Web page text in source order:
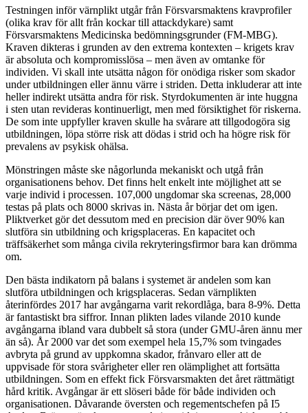
Testningen inför värnplikt utgår från Försvarsmaktens kravprofiler
(olika krav för allt från kockar till attackdykare) samt
Försvarsmaktens Medicinska bedömningsgrunder (FM-MBG).
Kraven dikteras i grunden av den extrema kontexten – krigets krav
är absoluta och kompromisslösa – men även av omtanke för
individen. Vi skall inte utsätta någon för onödiga risker som skador
under utbildningen eller ännu värre i striden. Detta inkluderar att inte
heller indirekt utsätta andra för risk. Styrdokumenten är inte huggna
i sten utan revideras kontinuerligt, men med försiktighet för riskerna.
De som inte uppfyller kraven skulle ha svårare att tillgodogöra sig
utbildningen, löpa större risk att dödas i strid och ha högre risk för
prevalens av psykisk ohälsa.
Mönstringen måste ske någorlunda mekaniskt och utgå från
organisationens behov. Det finns helt enkelt inte möjlighet att se
varje individ i processen. 107,000 ungdomar ska screenas, 28,000
testas på plats och 8000 skrivas in. Nästa år börjar det om igen.
Pliktverket gör det dessutom med en precision där över 90% kan
slutföra sin utbildning och krigsplaceras. En kapacitet och
träffsäkerhet som många civila rekryteringsfirmor bara kan drömma
om.
Den bästa indikatorn på balans i systemet är andelen som kan
slutföra utbildningen och krigsplaceras. Sedan värnplikten
återinfördes 2017 har avgångarna varit rekordlåga, bara 8-9%. Detta
är fantastiskt bra siffror. Innan plikten lades vilande 2010 kunde
avgångarna ibland vara dubbelt så stora (under GMU-åren ännu mer
än så). År 2000 var det som exempel hela 15,7% som tvingades
avbryta på grund av uppkomna skador, frånvaro eller att de
uppvisade för stora svårigheter eller ren olämplighet att fortsätta
utbildningen. Som en effekt fick Försvarsmakten det året rättmätigt
hård kritik. Avgångar är ett slöseri både för både individen och
organisationen. Dåvarande översten och regementschefen på I5